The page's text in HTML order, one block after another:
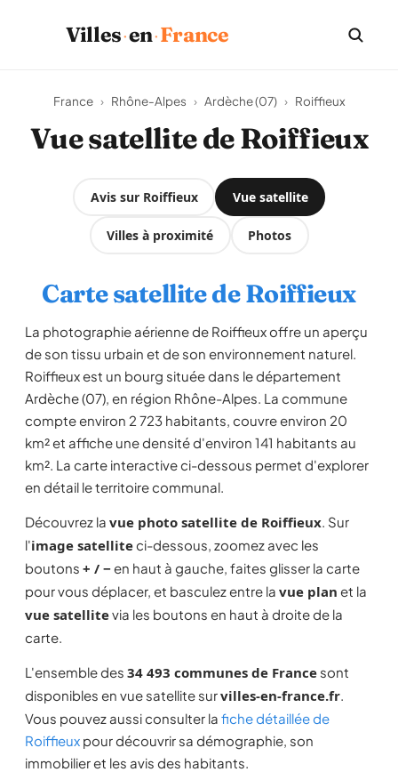
Villes·en·France
France › Rhône-Alpes › Ardèche (07) › Roiffieux
Vue satellite de Roiffieux
Avis sur Roiffieux Vue satellite
Villes à proximité Photos
Carte satellite de Roiffieux
La photographie aérienne de Roiffieux offre un aperçu
de son tissu urbain et de son environnement naturel.
Roiffieux est un bourg située dans le département
Ardèche (07), en région Rhône-Alpes. La commune
compte environ 2 723 habitants, couvre environ 20
km² et affiche une densité d'environ 141 habitants au
km². La carte interactive ci-dessous permet d'explorer
en détail le territoire communal.
Découvrez la vue photo satellite de Roiffieux. Sur
l'image satelliteci-dessous, zoomez avec les
boutons + / −en haut à gauche, faites glisser la carte
pour vous déplacer, et basculez entre la vue plan et la
vue satellitevia les boutons en haut à droite de la
carte.
L'ensemble des 34 493 communes de France sont
disponibles en vue satellite survilles-en-france.fr.
Vous pouvez aussi consulter la fiche détaillée de
Roiffieux pour découvrir sa démographie, son
immobilier et les avis des habitants.